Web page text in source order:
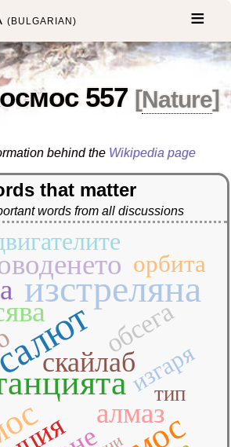
(BULGARIAN)
557 [Nature]
behind the Wikipedia page
that matter
words from all discussions
изстреляна
алмаз
скайлаб
обсега
изгаря
орбита
тип